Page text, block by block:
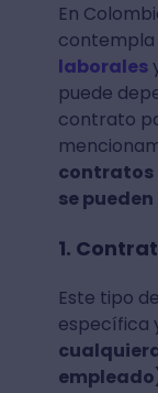
En
laborales
puede
contrato
contratos
se
1.
Este tipo
específica